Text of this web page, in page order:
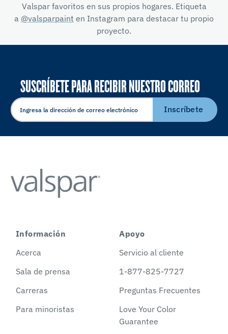
Valspar favoritos en sus propios hogares. Etiqueta
a @valsparpaint en Instagram para destacar tu propio
proyecto.
SUSCRÍBETE PARA RECIBIR NUESTRO CORREO
ELECTRÓNICO
Inscríbete
Información
Acerca
Sala de prensa
Carreras
Para minoristas
Apoyo
Servicio al cliente
1-877-825-7727
Preguntas Frecuentes
Love Your Color
Guarantee